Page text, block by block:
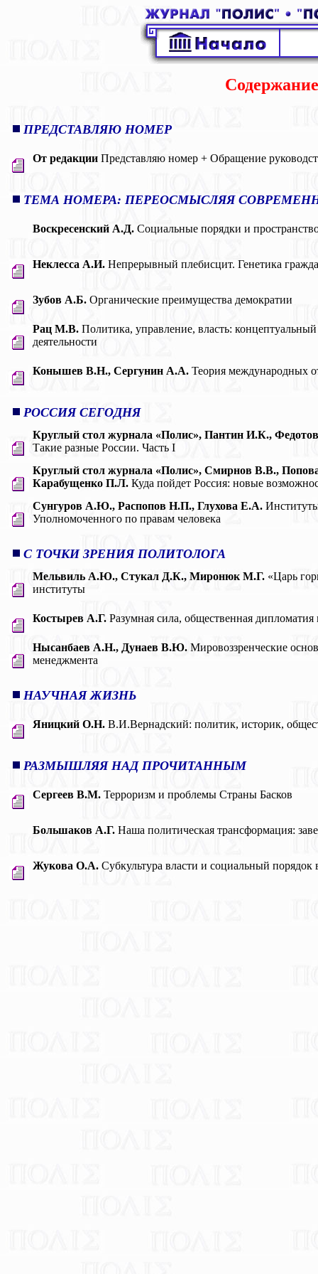
ПРЕДСТАВЛЯЮ НОМЕР
От редакции Представляю номер + Обращение
ТЕМА НОМЕРА: ПЕРЕОСМЫСЛЯЯ
Воскресенский А.Д. Социальные порядки и
Неклесса А.И. Непрерывный плебисцит. Генетика
Зубов А.Б. Органические преимущества демократии
Рац М.В. Политика, управление, власть:
деятельности
Конышев В.Н., Сергунин А.А. Теория международных
РОССИЯ СЕГОДНЯ
Круглый стол журнала «Полис», Пантин И.К.,
Такие разные России. Часть I
Круглый стол журнала «Полис», Смирнов В.В.,
Карабущенко П.Л. Куда пойдет Россия: новые
Сунгуров А.Ю., Распопов Н.П., Глухова Е.А.
Уполномоченного по правам человека
С ТОЧКИ ЗРЕНИЯ ПОЛИТОЛОГА
Мельвиль А.Ю., Стукал Д.К., Миронюк М.Г. «Царь
институты
Костырев А.Г. Разумная сила, общественная
Нысанбаев А.Н., Дунаев В.Ю. Мировоззренческие
менеджмента
НАУЧНАЯ ЖИЗНЬ
Яницкий О.Н. В.И.Вернадский: политик, историк,
РАЗМЫШЛЯЯ НАД ПРОЧИТАННЫМ
Сергеев В.М. Терроризм и проблемы Страны Басков
Большаков А.Г. Наша политическая трансформация:
Жукова О.А. Субкультура власти и социальный